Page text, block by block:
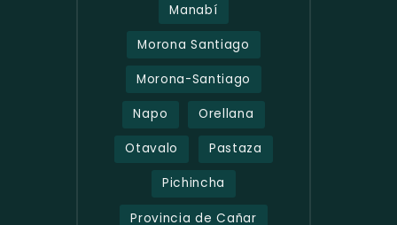
Manabí
Morona Santiago
Morona-Santiago
Napo Orellana
Otavalo Pastaza
Pichincha
Provincia de Cañar